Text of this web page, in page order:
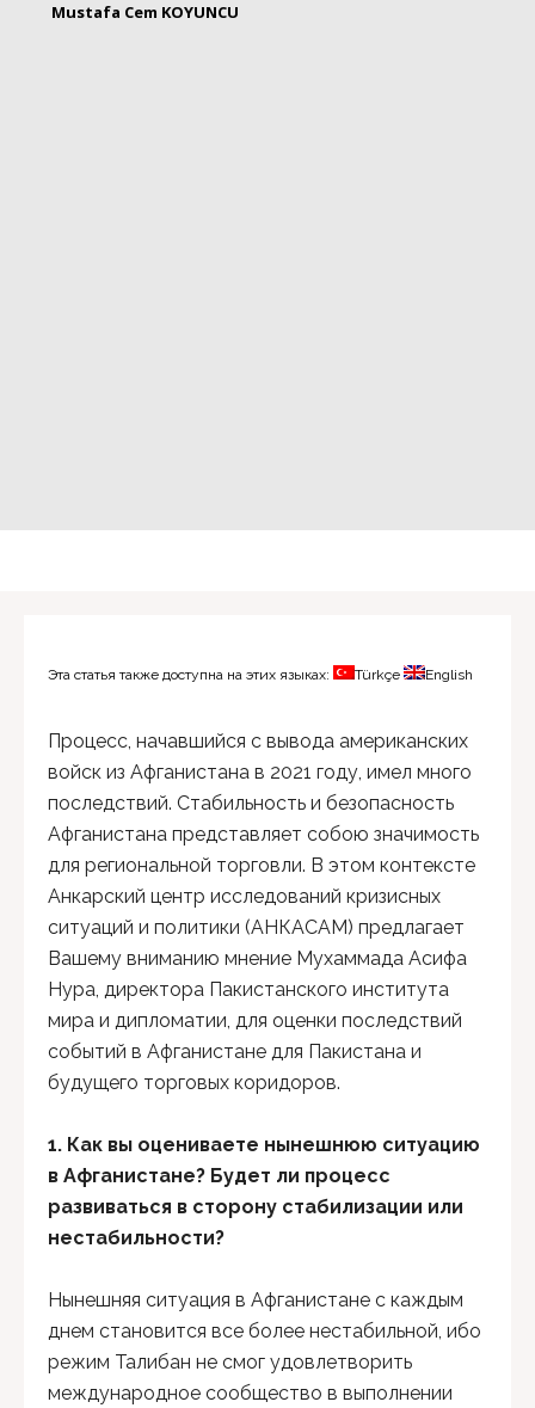
Mustafa Cem KOYUNCU
Эта статья также доступна на этих языках: Türkçe English
Процесс, начавшийся с вывода американских
войск из Афганистана в 2021 году, имел много
последствий. Стабильность и безопасность
Афганистана представляет собою значимость
для региональной торговли. В этом контексте
Анкарский центр исследований кризисных
ситуаций и политики (АНКАСАМ) предлагает
Вашему вниманию мнение Мухаммада Асифа
Нура, директора Пакистанского института
мира и дипломатии, для оценки последствий
событий в Афганистане для Пакистана и
будущего торговых коридоров.
1. Как вы оцениваете нынешнюю ситуацию
в Афганистане? Будет ли процесс
развиваться в сторону стабилизации или
нестабильности?
Нынешняя ситуация в Афганистане с каждым
днем становится все более нестабильной, ибо
режим Талибан не смог удовлетворить
международное сообщество в выполнении